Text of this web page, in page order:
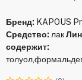
Бренд: KAPOUS
Средство: лак
содержит: